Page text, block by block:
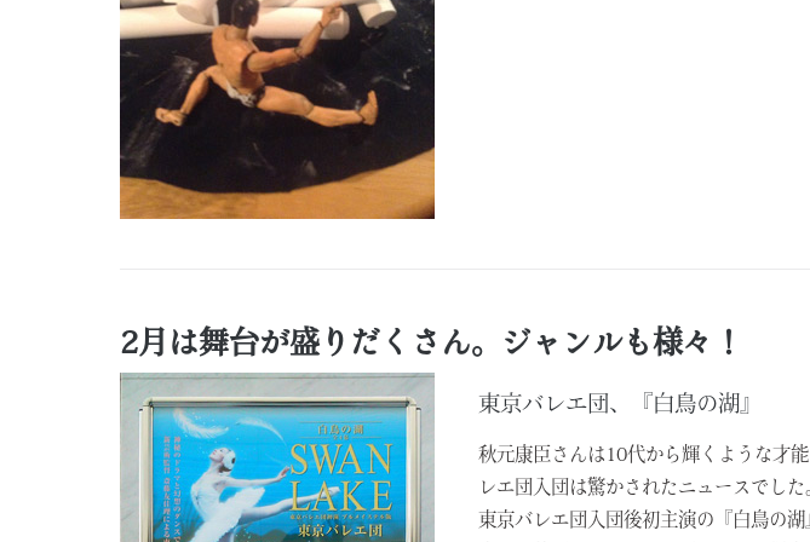
2月は舞台が盛りだくさん。ジャンルも様々！
東京バレエ団、『白鳥の湖』
秋元康臣さんは10代から輝くような才
レエ団入団は驚かされたニュースでした
東京バレエ団入団後初主演の『白鳥の湖